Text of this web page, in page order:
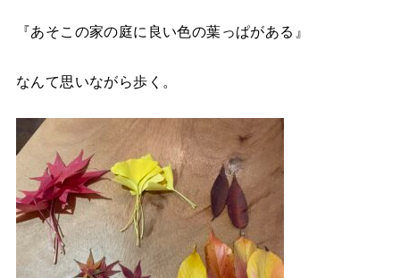
『あそこの家の庭に良い色の葉っぱがある』
なんて思いながら歩く。